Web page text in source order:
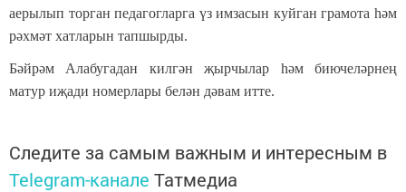
аерылып торган педагогларга үз имзасын куйган грамота һәм
рәхмәт хатларын тапшырды.
Бәйрәм Алабугадан килгән җырчылар һәм биючеләрнең
матур иҗади номерлары белән дәвам итте.
Следите за самым важным и интересным в
Telegram-канале Татмедиа